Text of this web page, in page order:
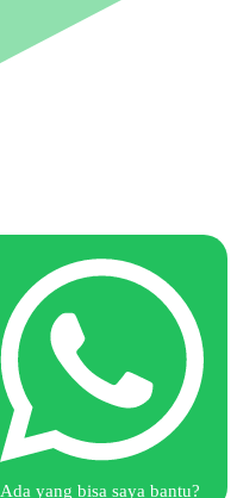
Ada yang bisa saya bantu?